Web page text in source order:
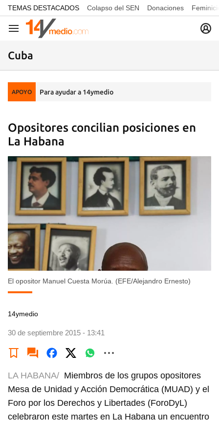
common.go-to-content
TEMAS DESTACADOS Colapso del SEN Donaciones
Navegación
Cuba
APOYO Para ayudar a 14ymedio
Opositores concilian posiciones en
La Habana
El opositor Manuel Cuesta Morúa. (EFE/Alejandro Ernesto)
14ymedio
30 de septiembre 2015 - 13:41
LA HABANA/ Miembros de los grupos opositores
Mesa de Unidad y Acción Democrática (MUAD) y el
Foro por los Derechos y Libertades (ForoDyL)
celebraron este martes en La Habana un encuentro